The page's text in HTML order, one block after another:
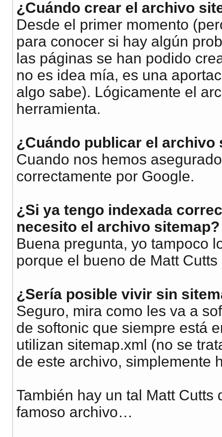
¿Cuándo crear el archivo
Desde el primer momento
para conocer si hay algún
las páginas se han podido
no es idea mía, es una
algo sabe). Lógicamente el
herramienta.
¿Cuándo publicar el archivo
Cuando nos hemos
correctamente por Google.
¿Si ya tengo indexada
necesito el archivo sitemap?
Buena pregunta, yo tampoco
porque el bueno de Matt
¿Sería posible vivir sin
Seguro, mira como les va a
de softonic que siempre está
utilizan sitemap.xml (no se
de este archivo, simplemente
También hay un tal Matt
famoso archivo…